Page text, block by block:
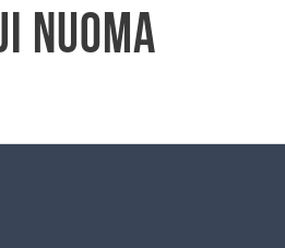
nuoma